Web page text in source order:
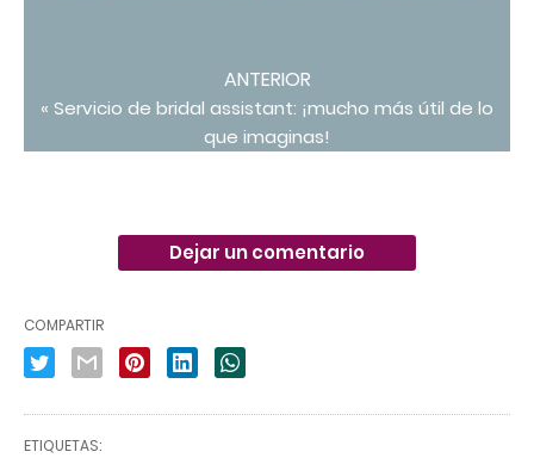
ANTERIOR
« Servicio de bridal assistant: ¡mucho más útil de lo
que imaginas!
Dejar un comentario
COMPARTIR
ETIQUETAS: